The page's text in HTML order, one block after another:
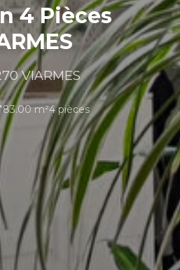
4 Pièces
VIARMES
83.00 m²4 pièces